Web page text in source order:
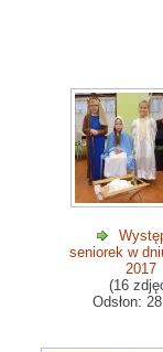
seniorek w
2017
(16
Odsłon: